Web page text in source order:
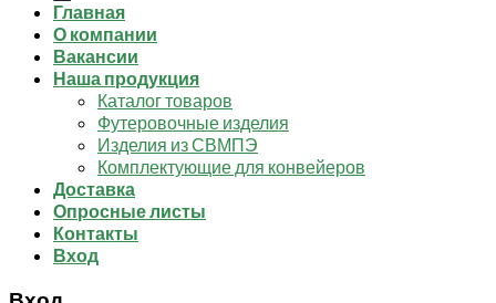
Главная
О компании
Вакансии
Наша продукция
Каталог товаров
Футеровочные изделия
Изделия из СВМПЭ
Комплектующие для конвейеров
Доставка
Опросные листы
Контакты
Вход